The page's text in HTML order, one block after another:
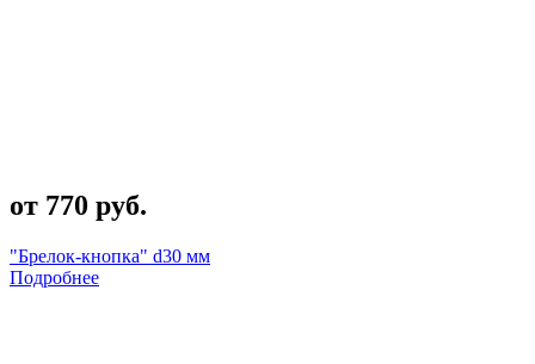
от 770 руб.
"Брелок-кнопка" d30 мм
Подробнее